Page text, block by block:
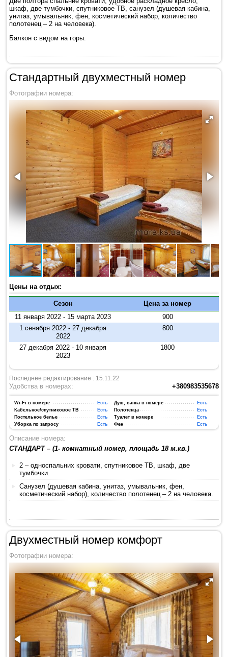
шкаф, две тумбочки, спутниковое ТВ, санузел (душевая кабина,
унитаз, умывальник, фен, косметический набор, количество
полотенец – 2 на человека).
Балкон с видом на горы.
Стандартный двухместный номер
Фотографии номера:
Цены на отдых:
Сезон
Цена за номер
11 января 2022 - 15 марта 2023
900
1 сенября 2022 - 27 декабря
2022
800
27 декабря 2022 - 10 января
2023
1800
Последнее редактирование : 15.11.22
+380983535678
Удобства в номерах:
Wi-Fi в номере Есть Душ, ванна в номере
Есть
Кабельное/спутниковое ТВ
Есть Полотенца
Есть
Постельное белье
Есть Туалет в номере
Есть
Уборка по запросу
Есть Фен Есть
Описание номера:
СТАНДАРТ – (1- комнатный номер, площадь 18 м.кв.)
2 – односпальних кровати, спутниковое ТВ, шкаф, две
тумбочки.
Санузел (душевая кабина, унитаз, умывальник, фен,
косметический набор), количество полотенец – 2 на человека.
Двухместный номер комфорт
Фотографии номера: